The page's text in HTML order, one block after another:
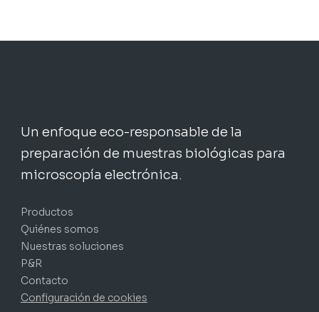
hasta
Un enfoque eco-responsable de la
preparación de muestras biológicas para
microscopía electrónica.
Productos
Quiénes somos
Nuestras soluciones
P&R
Contacto
Configuración de cookies